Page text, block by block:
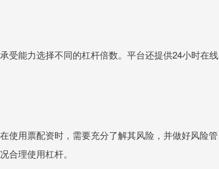
受能力选择不同的杠杆倍数。平台还提供24小时在线
使用票配资时，需要充分了解其风险，并做好风险管
合理使用杠杆。